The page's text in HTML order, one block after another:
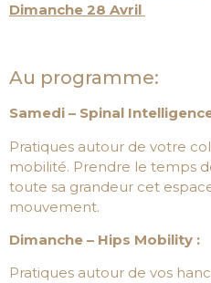
Dimanche 28 Avril
Au programme:
Samedi – Spinal
Pratiques autour de votre
mobilité. Prendre le temps
toute sa grandeur cet
mouvement.
Dimanche – Hips Mobility :
Pratiques autour de vos